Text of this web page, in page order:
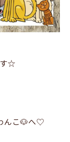
す☆
んこ🐶へ♡